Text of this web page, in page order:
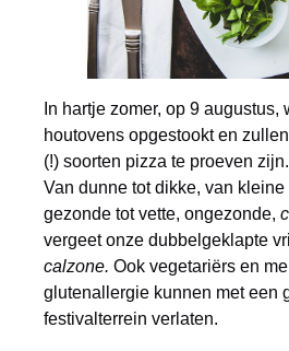
In hartje zomer, op 9 augustus,
houtovens opgestookt en
(!) soorten pizza te proeven
Van dunne tot dikke, van kleine
gezonde tot vette, ongezonde,
vergeet onze dubbelgeklapte
calzone. Ook vegetariërs en
glutenallergie kunnen met een
festivalterrein verlaten.